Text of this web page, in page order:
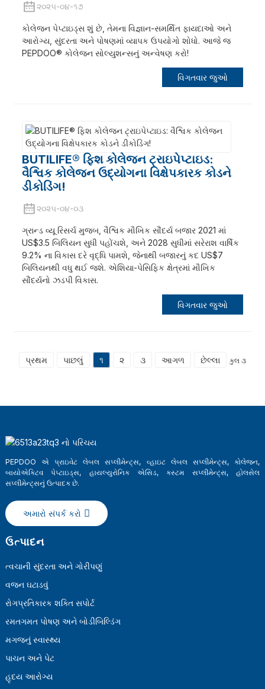
૨૦૨૫-૦૪-૧૭
કોલેજન પેપ્ટાઇડ્સ શું છે, તેમના વિજ્ઞાન-સમર્થિત ફાયદાઓ અને
આરોગ્ય, સુંદરતા અને પોષણમાં વ્યાપક ઉપયોગો શોધો. આજે જ
PEPDOO® કોલેજન સોલ્યુશન્સનું અન્વેષણ કરો!
વિગતવાર જુઓ
BUTILIFE® ફિશ કોલેજન ટ્રાઇપેપ્ટાઇડ:
વૈશ્વિક કોલેજન ઉદ્યોગના વિક્ષેપકારક કોડને
ડીકોડિંગ!
૨૦૨૫-૦૪-૦૩
ગ્રાન્ડ વ્યૂ રિસર્ચ મુજબ, વૈશ્વિક મૌખિક સૌંદર્ય બજાર 2021 માં
US$3.5 બિલિયન સુધી પહોંચશે, અને 2028 સુધીમાં સરેરાશ વાર્ષિક
9.2% ના વિકાસ દરે વૃદ્ધિ પામશે, જેનાથી બજારનું કદ US$7
બિલિયનથી વધુ થઈ જશે. એશિયા-પેસિફિક ક્ષેત્રમાં મૌખિક
સૌંદર્યનો ઝડપી વિકાસ.
વિગતવાર જુઓ
પ્રથમ પાછલું ૧ ૨ ૩ આગળ છેલ્લા કુલ ૩
PEPDOO એ પ્રાઇવેટ લેબલ સપ્લીમેન્ટ્સ, વ્હાઇટ લેબલ સપ્લીમેન્ટ્સ, કોલેજન,
બાયોએક્ટિવ પેપ્ટાઇડ્સ, હાયલ્યુરોનિક એસિડ, કસ્ટમ સપ્લીમેન્ટ્સ, હોલસેલ
સપ્લીમેન્ટ્સનું ઉત્પાદક છે.
અમારો સંપર્ક કરો
ઉત્પાદન
ત્વચાની સુંદરતા અને ગોરીપણું
વજન ઘટાડવું
રોગપ્રતિકારક શક્તિ સપોર્ટ
રમતગમત પોષણ અને બોડીબિલ્ડિંગ
મગજનું સ્વાસ્થ્ય
પાચન અને પેટ
હૃદય આરોગ્ય